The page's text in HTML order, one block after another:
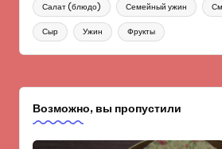
Салат (блюдо) Семейный ужин
Сыр Ужин Фрукты
Возможно, вы пропустили